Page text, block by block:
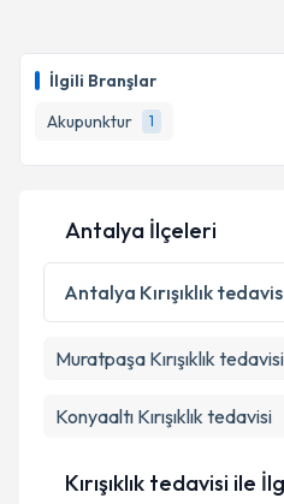
İlgili Branşlar
Akupunktur
1
takvim hazırlandığında
E-posta Adresiniz
Kişisel verilerimin
Metni
'ni okudum ve
kapsamda işlenmesini
Antalya İlçeleri
Antalya Kırışıklık
Muratpaşa Kırışıklık tedavisi
Konyaaltı Kırışıklık tedavisi
Kırışıklık tedavisi ile